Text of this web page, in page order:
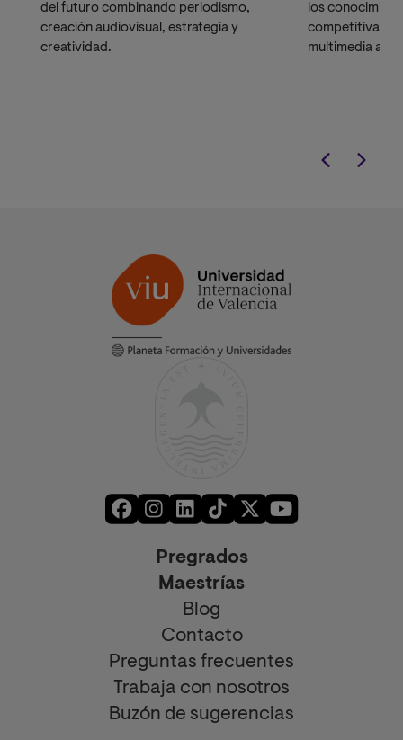
del futuro combinando periodismo,
creación audiovisual, estrategia y
creatividad.
los
competitiva
multimedia
Pregrados
Maestrías
Blog
Contacto
Preguntas frecuentes
Trabaja con nosotros
Buzón de sugerencias